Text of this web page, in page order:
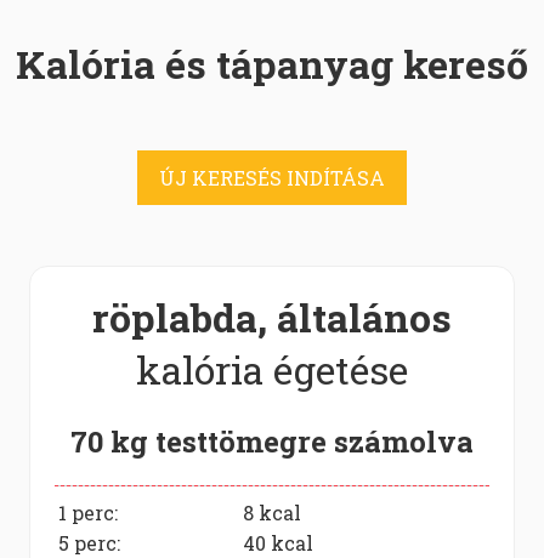
Kalória és tápanyag kereső
ÚJ KERESÉS INDÍTÁSA
röplabda, általános
kalória égetése
70 kg testtömegre számolva
1 perc: 8 kcal
5 perc:
40 kcal